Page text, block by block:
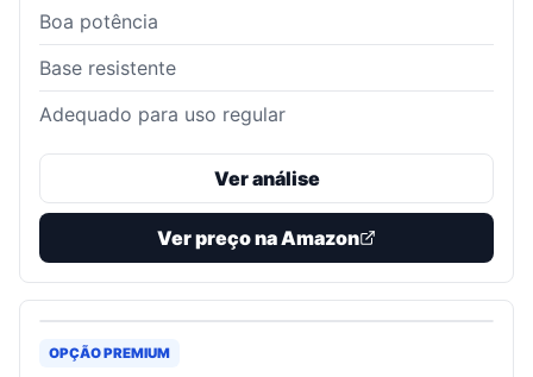
Boa potência
Base resistente
Adequado para uso regular
Ver análise
Ver preço na Amazon
OPÇÃO PREMIUM